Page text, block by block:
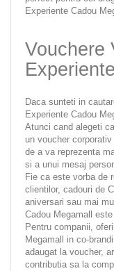
Experiente Cadou
Vouchere
Daca sunteti in
Experiente Cadou
Atunci cand alegeti
un voucher
de a va reprezenta
si a unui mesaj
Fie ca este vorba de
clientilor, cadouri de
aniversari sau mai
Cadou Megamall
Pentru companii,
Megamall in co-
adaugat la voucher,
contributia sa la